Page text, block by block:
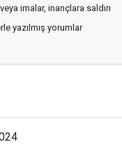
imalar, inançlara saldırı
yazılmış yorumlar